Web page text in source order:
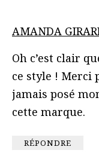
AMANDA
Oh c’est clair
ce style ! Merci
jamais posé
cette marque.
RÉPONDRE